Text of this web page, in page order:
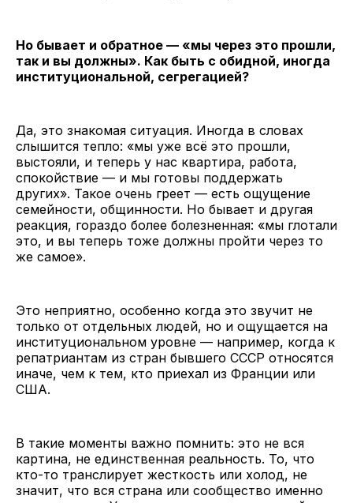
Но бывает и обратное — «мы через это прошли,
так и вы должны». Как быть с обидной, иногда
институциональной, сегрегацией?
Да, это знакомая ситуация. Иногда в словах
слышится тепло: «мы уже всё это прошли,
выстояли, и теперь у нас квартира, работа,
спокойствие — и мы готовы поддержать
других». Такое очень греет — есть ощущение
семейности, общинности. Но бывает и другая
реакция, гораздо более болезненная: «мы глотали
это, и вы теперь тоже должны пройти через то
же самое».
Это неприятно, особенно когда это звучит не
только от отдельных людей, но и ощущается на
институциональном уровне — например, когда к
репатриантам из стран бывшего СССР относятся
иначе, чем к тем, кто приехал из Франции или
США.
В такие моменты важно помнить: это не вся
картина, не единственная реальность. То, что
кто-то транслирует жесткость или холод, не
значит, что вся страна или сообщество именно